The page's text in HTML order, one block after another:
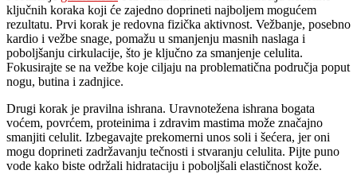
ključnih koraka koji će zajedno doprineti najboljem mogućem
rezultatu. Prvi korak je redovna fizička aktivnost. Vežbanje, posebno
kardio i vežbe snage, pomažu u smanjenju masnih naslaga i
poboljšanju cirkulacije, što je ključno za smanjenje celulita.
Fokusirajte se na vežbe koje ciljaju na problematična područja poput
nogu, butina i zadnjice.
Drugi korak je pravilna ishrana. Uravnotežena ishrana bogata
voćem, povrćem, proteinima i zdravim mastima može značajno
smanjiti celulit. Izbegavajte prekomerni unos soli i šećera, jer oni
mogu doprineti zadržavanju tečnosti i stvaranju celulita. Pijte puno
vode kako biste održali hidrataciju i poboljšali elastičnost kože.